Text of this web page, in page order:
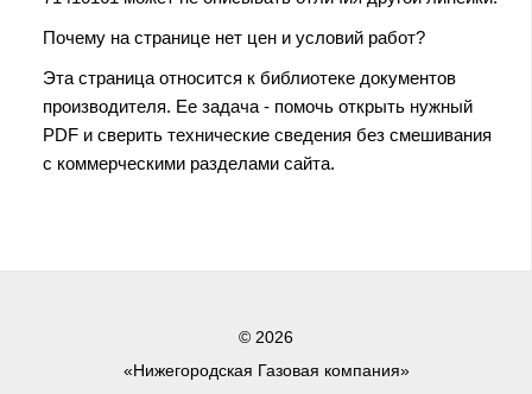
Почему на странице нет цен и условий работ?
Эта страница относится к библиотеке документов
производителя. Ее задача - помочь открыть нужный
PDF и сверить технические сведения без смешивания
с коммерческими разделами сайта.
© 2026
«Нижегородская Газовая компания»